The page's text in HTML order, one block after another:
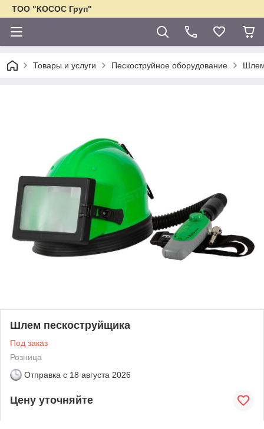
ТОО "КОСОС Груп"
Товары и услуги Пескоструйное оборудование
Шлем пескоструйщика
Под заказ
Розница
Отправка с 18 августа 2026
Цену уточняйте